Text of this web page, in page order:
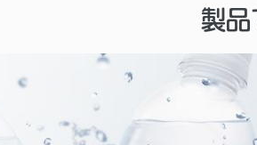
製品